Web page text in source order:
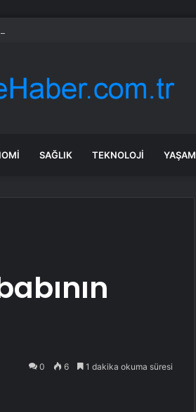
dönem
SAĞLIK TEKNOLOJI YAŞAM
0 6 1 dakika okuma süresi